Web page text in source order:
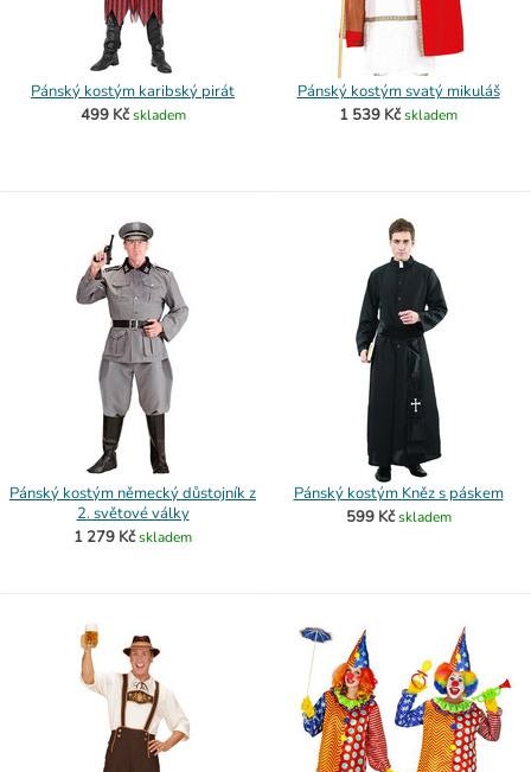
Pánský kostým karibský pirát
499 Kč skladem
Pánský kostým svatý mikuláš
1 539 Kčskladem
Pánský kostým německý důstojník z
2. světové války
1 279 Kčskladem
Pánský kostým Kněz s páskem
599 Kč skladem